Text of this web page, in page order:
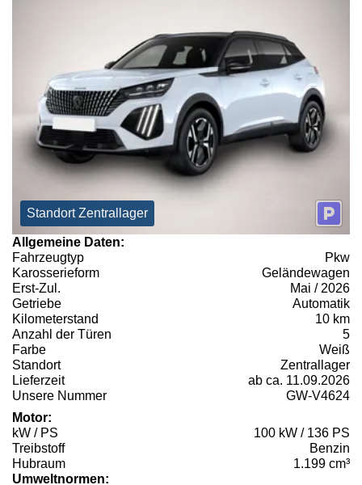
Standort Zentrallager
Allgemeine Daten:
Fahrzeugtyp
Pkw
Karosserieform
Geländewagen
Erst-Zul.
Mai / 2026
Getriebe
Automatik
Kilometerstand
10 km
Anzahl der Türen
5
Farbe
Weiß
Standort
Zentrallager
Lieferzeit
ab ca. 11.09.2026
Unsere Nummer
GW-V4624
Motor:
kW / PS
100 kW / 136 PS
Treibstoff
Benzin
Hubraum
1.199 cm³
Umweltnormen: